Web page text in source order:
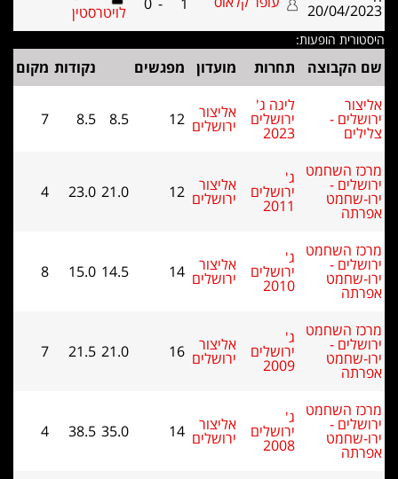
20/
לויטרסטין
הופעות:
תחרות מועדון מפגשים נקודות
מקום
ליגה ג'
ירושלים
2023
אליצור
ירושלים 12
8.5
8.5
7
ג'
ירושלים
2011
אליצור
ירושלים 12
21.0
23.0
4
ג'
ירושלים
2010
אליצור
ירושלים 14
14.5
15.0
8
ג'
ירושלים
2009
אליצור
ירושלים 16
21.0
21.5
7
ג'
ירושלים
2008
אליצור
ירושלים 14
35.0
38.5
4